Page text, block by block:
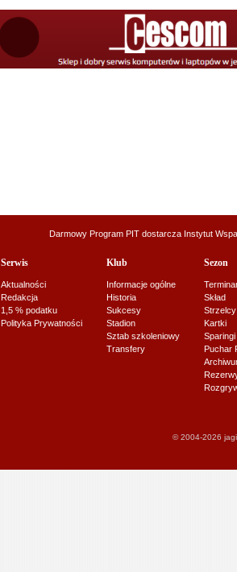
Darmowy Program PIT dostarcza Instytut
Serwis
Aktualności
Redakcja
1,5 % podatku
Polityka Prywatności
Klub
Informacje ogólne
Historia
Sukcesy
Stadion
Sztab szkoleniowy
Transfery
Sezon
Skład
Strzelcy
Kartki
Sparingi
Puchar
© 2004-2026